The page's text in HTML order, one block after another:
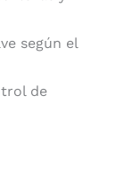
según el
de